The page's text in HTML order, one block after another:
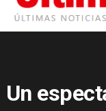
Un